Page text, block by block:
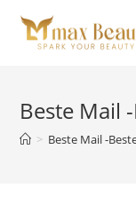
content
Beste Mail
> Beste Mail -